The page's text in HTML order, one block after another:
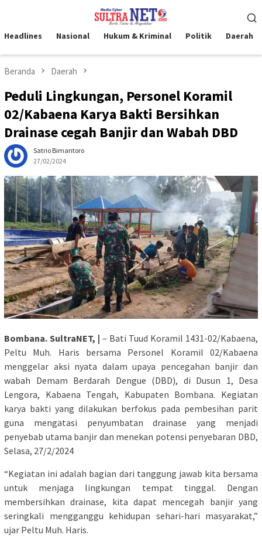
kontenMobile
Headlines Nasional Hukum & Kriminal Politik Daerah
Beranda Daerah
Peduli Lingkungan, Personel Koramil
02/Kabaena Karya Bakti Bersihkan
Drainase cegah Banjir dan Wabah DBD
Satrio Bimantoro
27/02/2024
Bombana. SultraNET, | – Bati Tuud Koramil 1431-02/Kabaena,
Peltu Muh. Haris bersama Personel Koramil 02/Kabaena
menggelar aksi nyata dalam upaya pencegahan banjir dan
wabah Demam Berdarah Dengue (DBD), di Dusun 1, Desa
Lengora, Kabaena Tengah, Kabupaten Bombana. Kegiatan
karya bakti yang dilakukan berfokus pada pembesihan parit
guna mengatasi penyumbatan drainase yang menjadi
penyebab utama banjir dan menekan potensi penyebaran DBD,
Selasa, 27/2/2024
“Kegiatan ini adalah bagian dari tanggung jawab kita bersama
untuk menjaga lingkungan tempat tinggal. Dengan
membersihkan drainase, kita dapat mencegah banjir yang
seringkali mengganggu kehidupan sehari-hari masyarakat,”
ujar Peltu Muh. Haris.